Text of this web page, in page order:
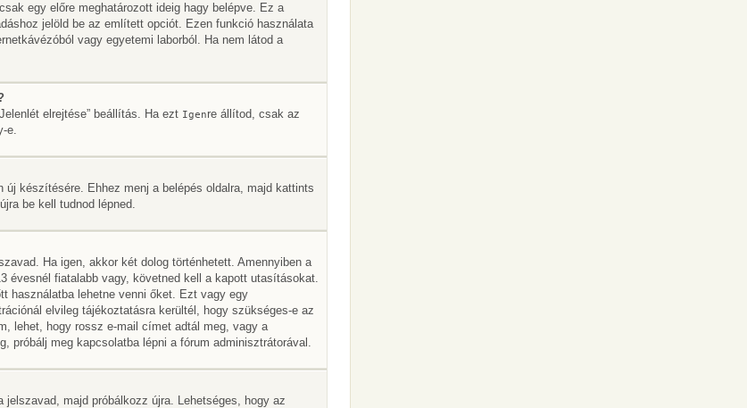
egy előre meghatározott ideig hagy belépve. Ez a
jelöld be az említett opciót. Ezen funkció használata
vagy egyetemi laborból. Ha nem látod a
elrejtése” beállítás. Ha ezt Igenre állítod, csak az
e.
készítésére. Ehhez menj a belépés oldalra, majd kattints
be kell tudnod lépned.
Ha igen, akkor két dolog történhetett. Amennyiben a
évesnél fiatalabb vagy, követned kell a kapott utasításokat.
használatba lehetne venni őket. Ezt vagy egy
elvileg tájékoztatásra kerültél, hogy szükséges-e az
lehet, hogy rossz e-mail címet adtál meg, vagy a
próbálj meg kapcsolatba lépni a fórum adminisztrátorával.
majd próbálkozz újra. Lehetséges, hogy az